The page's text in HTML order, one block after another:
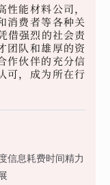
能材料公司，
消费者等各种关
借强烈的社会责
团队和雄厚的资
作伙伴的充分信
可，成为所在行
信息耗费时间精力